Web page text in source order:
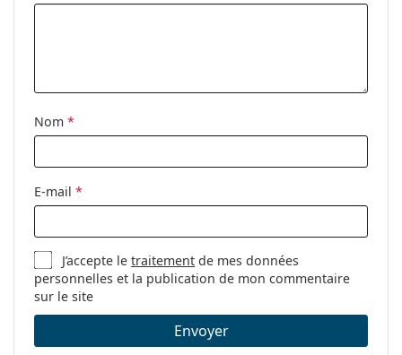
Nom *
E-mail *
J’accepte letraitement de mes données
personnelles et la publication de mon commentaire
sur le site
Envoyer